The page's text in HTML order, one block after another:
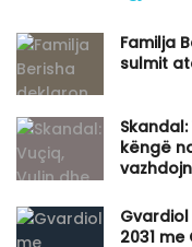
Familja
sulmit
këngë
2031 me